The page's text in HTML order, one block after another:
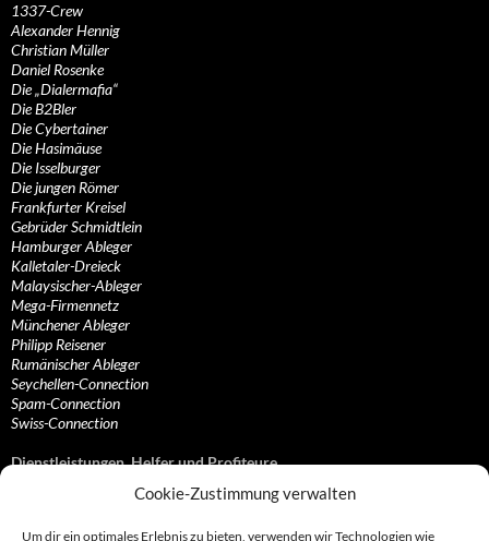
Cookie-Zustimmung verwalten
Um dir ein optimales Erlebnis zu bieten, verwenden wir Technologien wie
1337-Crew
Alexander Hennig
Christian Müller
Daniel Rosenke
Die „Dialermafia“
Die B2Bler
Die Cybertainer
Die Hasimäuse
Die Isselburger
Die jungen Römer
Frankfurter Kreisel
Gebrüder Schmidtlein
Hamburger Ableger
Kalletaler-Dreieck
Malaysischer-Ableger
Mega-Firmennetz
Münchener Ableger
Philipp Reisener
Rumänischer Ableger
Seychellen-Connection
Spam-Connection
Swiss-Connection
Dienstleistungen, Helfer und Profiteure
Anonymisierungsdienste, VPN- und Web-Proxy…